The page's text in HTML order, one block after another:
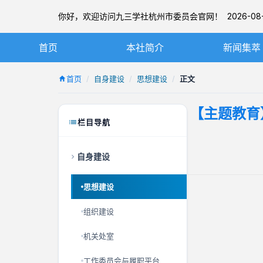
你好，欢迎访问九三学社杭州市委员会官网！ 2026-
首页 本社简介
九三学社简介
新闻集萃
图片新闻
首页 自身建设 思想建设 正文
栏目导航
自身建设
思想建设
组织建设
机关处室
工作委员会与履职平台
【主题教